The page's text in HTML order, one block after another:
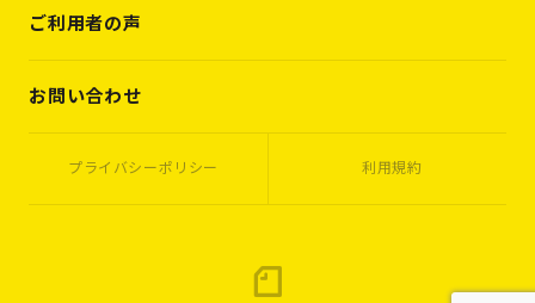
VOICES
CASES
ご利用者の声
お問い合わせ
プライバシーポリシー 利用規約